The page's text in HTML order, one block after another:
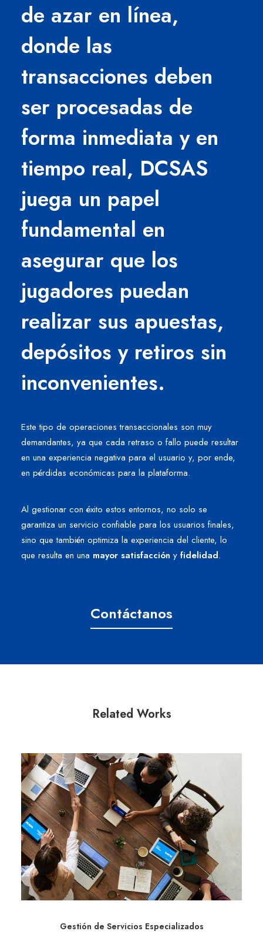
de azar en línea,
donde las
transacciones deben
ser procesadas de
forma inmediata y en
tiempo real, DCSAS
juega un papel
fundamental en
asegurar que los
jugadores puedan
realizar sus apuestas,
depósitos y retiros sin
inconvenientes.
Este tipo de operaciones transaccionales son muy
demandantes, ya que cada retraso o fallo puede resultar
en una experiencia negativa para el usuario y, por ende,
en pérdidas económicas para la plataforma.
Al gestionar con éxito estos entornos, no solo se
garantiza un servicio confiable para los usuarios finales,
sino que también optimiza la experiencia del cliente, lo
que resulta en una mayor satisfacción y fidelidad.
Contáctanos
Related Works
Gestión de Servicios Especializados